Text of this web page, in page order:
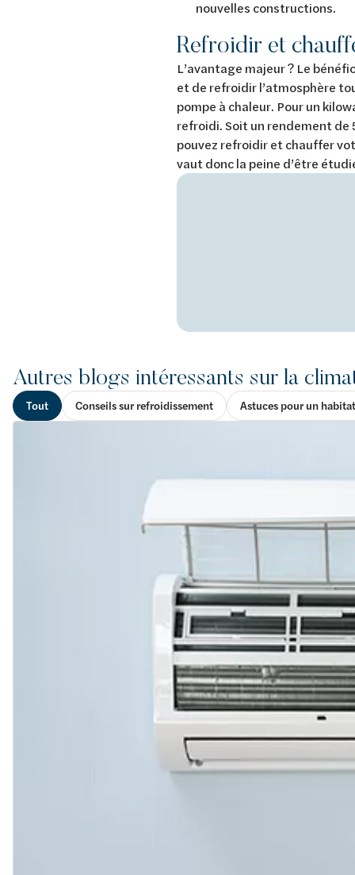
nouvelles constructions.
Refroidir et
L’avantage majeur ? Le
et de refroidir l’atmosphère
pompe à chaleur. Pour un
refroidi. Soit un rendement de
pouvez refroidir et chauffer
vaut donc la peine d’être
Autres blogs intéressants sur la
Tout Conseils sur refroidissement Astuces pour un